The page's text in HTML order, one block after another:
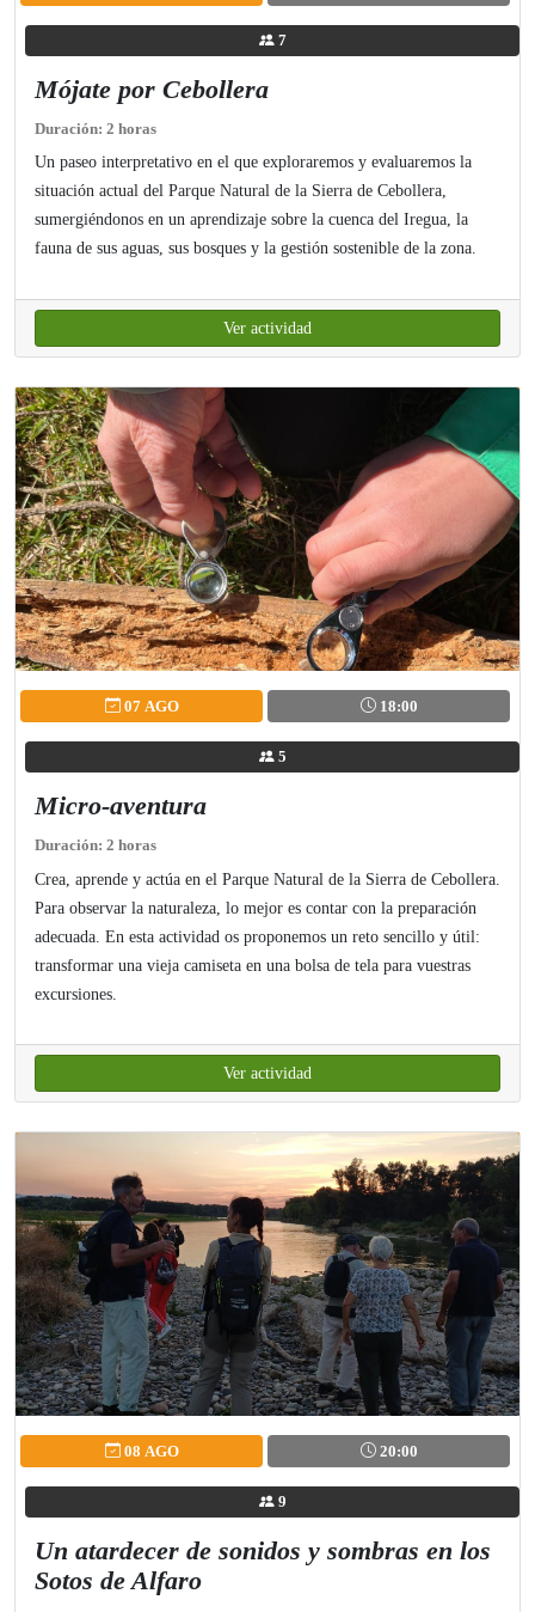
7
Mójate por Cebollera
Duración: 2 horas
Un paseo interpretativo en el que exploraremos y evaluaremos la
situación actual del Parque Natural de la Sierra de Cebollera,
sumergiéndonos en un aprendizaje sobre la cuenca del Iregua, la
fauna de sus aguas, sus bosques y la gestión sostenible de la zona.
Ver actividad
07 AGO 18:00
5
Micro-aventura
Duración: 2 horas
Crea, aprende y actúa en el Parque Natural de la Sierra de Cebollera.
Para observar la naturaleza, lo mejor es contar con la preparación
adecuada. En esta actividad os proponemos un reto sencillo y útil:
transformar una vieja camiseta en una bolsa de tela para vuestras
excursiones.
Ver actividad
08 AGO 20:00
9
Un atardecer de sonidos y sombras en los
Sotos de Alfaro